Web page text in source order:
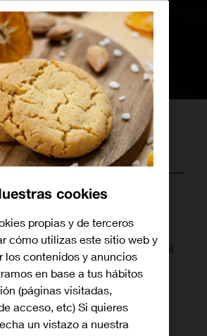
podrán disfrutar de la mejor
con 5G, a lo largo y ancho de
Parque Mágicas Navidades
de la Navidad, ubicado en el
de Ardoz.
navidad de España, un espacio
metros cuadrados en los
con la magia de la
cookies
propias y de terceros
cómo utilizas este sitio web y
los contenidos y anuncios
en base a tus hábitos
(páginas visitadas,
acceso, etc) Si quieres
un vistazo a nuestra